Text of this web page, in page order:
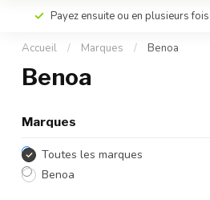
Payez ensuite ou en plusieurs
Accueil / Marques / Benoa
Benoa
Marques
Toutes les marques
Benoa